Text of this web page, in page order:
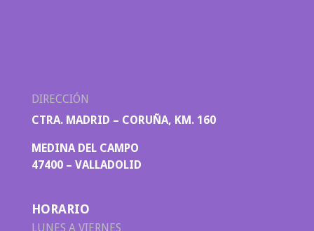
DIRECCIÓN
CTRA. MADRID – CORUÑA, KM. 160
MEDINA DEL CAMPO
47400 – VALLADOLID
HORARIO
LUNES A VIERNES